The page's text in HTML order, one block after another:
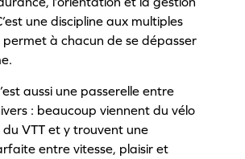
une discipline aux multiples
permet à chacun de se dépasser
aussi une passerelle entre
: beaucoup viennent du vélo
VTT et y trouvent une
entre vitesse, plaisir et